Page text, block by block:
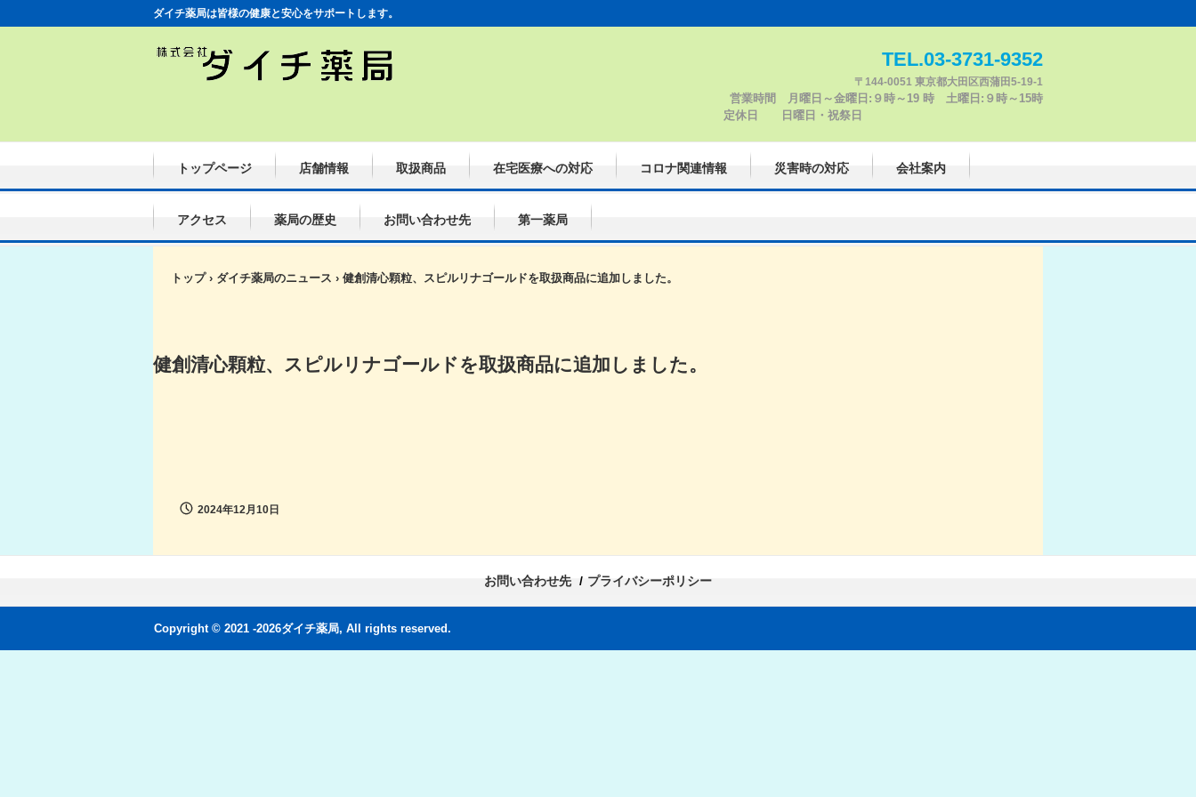
ダイチ薬局は皆様の健康と安心をサポートします。
TEL.03-3731-9352
〒144-0051 東京都大田区西蒲田5-19-1
営業時間 月曜日～金曜日:９時～19 時 土曜日:９時～15時
定休日 日曜日・祝祭日
トップページ 店舗情報 取扱商品 在宅医療への対応 コロナ関連情報 災害時の対応 会社案内
アクセス 薬局の歴史 お問い合わせ先 第一薬局
トップ › ダイチ薬局のニュース › 健創清心顆粒、スピルリナゴールドを取扱商品に追加しました。
健創清心顆粒、スピルリナゴールドを取扱商品に追加しました。
2024年12月10日
お問い合わせ先 プライバシーポリシー
Copyright © 2021 -2026ダイチ薬局, All rights reserved.